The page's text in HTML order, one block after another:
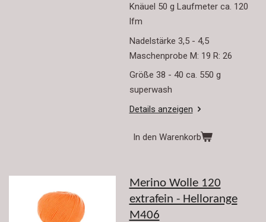
Knäuel 50 g Laufmeter ca. 120
lfm
Nadelstärke 3,5 - 4,5
Maschenprobe M: 19 R: 26
Größe 38 - 40 ca. 550 g
superwash
Details anzeigen
In den Warenkorb
Merino Wolle 120
extrafein - Hellorange
M406